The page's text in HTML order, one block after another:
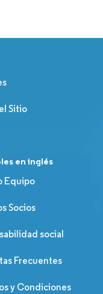
Sitio
en inglés
Equipo
Socios
social
Frecuentes
y Condiciones